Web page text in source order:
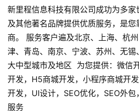
小
程
序
开
发
网
站
开
新里程信息科技有限公司成功为多
及其他著名品牌提供优质服务，是
商。 服务客户遍及北京、上海、杭
津、青岛、南京、宁波、苏州、无
大中型城市及地区 为您提供：微信
开发，H5商城开发，小程序商城开
开发，UI设计，SEO优化，SEO外
服务